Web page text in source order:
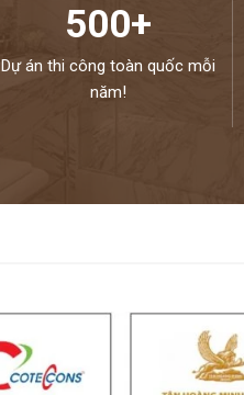
500+
Dự án thi công toàn quốc mỗi
năm!